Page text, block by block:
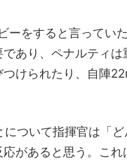
ーをすると言ってい
あり、ペナルティ
けられたり、自陣
ついて指揮官は「
があると思う。こ